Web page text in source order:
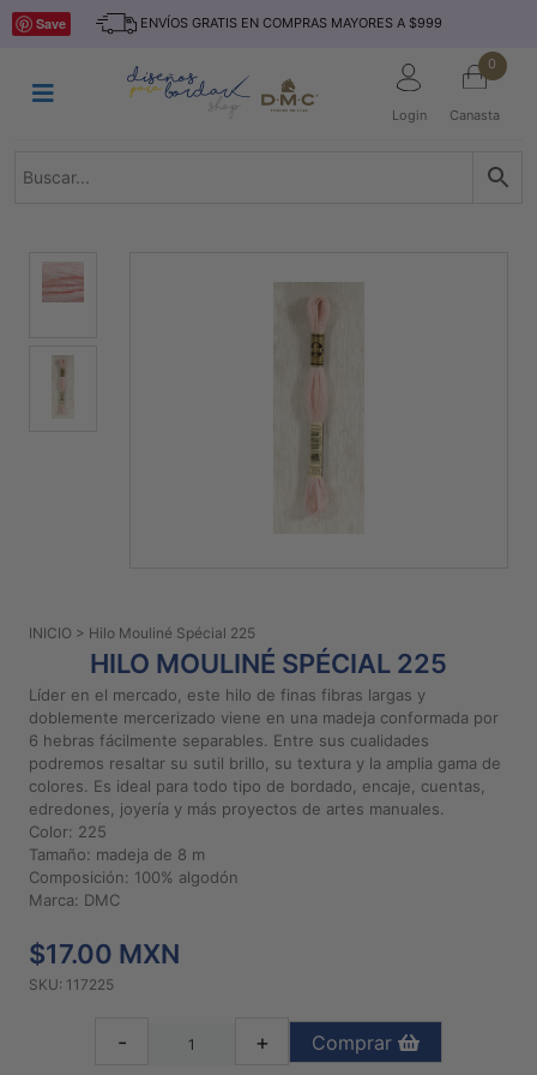
Saltar
ENVÍOS GRATIS EN COMPRAS MAYORES A $999
Login
0
Canasta
INICIO
TEJIDO
TELAS
MARCAS
NOVEDADES
Preguntas
Aviso De
Privacidad
Políticas
Compra
Diseños
Save
INICIO > Hilo Mouliné Spécial 225
HILO MOULINÉ SPÉCIAL 225
Líder en el mercado, este hilo de finas fibras largas y
doblemente mercerizado viene en una madeja conformada por
6 hebras fácilmente separables. Entre sus cualidades
podremos resaltar su sutil brillo, su textura y la amplia gama de
colores. Es ideal para todo tipo de bordado, encaje, cuentas,
edredones, joyería y más proyectos de artes manuales.
Color: 225
Tamaño: madeja de 8 m
Composición: 100% algodón
Marca: DMC
$17.00 MXN
SKU: 117225
- + Comprar